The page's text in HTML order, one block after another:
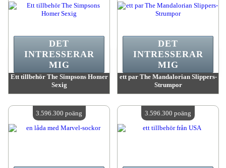
Ett tillbehör The Simpsons Homer
Sexig
Antal tillgängliga:4
DET
INTRESSERAR
MIG
ett par The Mandalorian Slippers-
Strumpor
Antal tillgängliga:4
DET
INTRESSERAR
MIG
3.596.300 poäng 3.596.300 poäng